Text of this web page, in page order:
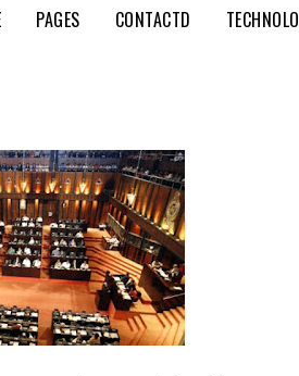
PAGES CONTACTD